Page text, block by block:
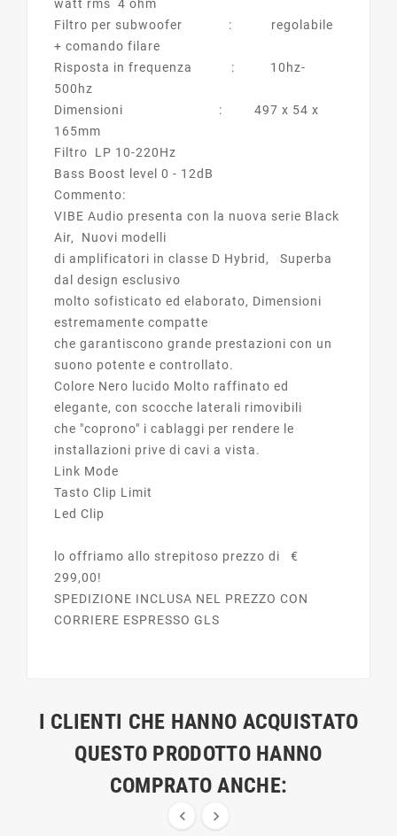
watt rms 4 ohm
Filtro per subwoofer : regolabile
+ comando filare
Risposta in frequenza : 10hz-
500hz
Dimensioni : 497 x 54 x
165mm
Filtro LP 10-220Hz
Bass Boost level 0 - 12dB
Commento:
VIBE Audio presenta con la nuova serie Black
Air, Nuovi modelli
di amplificatori in classe D Hybrid, Superba
dal design esclusivo
molto sofisticato ed elaborato, Dimensioni
estremamente compatte
che garantiscono grande prestazioni con un
suono potente e controllato.
Colore Nero lucido Molto raffinato ed
elegante, con scocche laterali rimovibili
che "coprono" i cablaggi per rendere le
installazioni prive di cavi a vista.
Link Mode
Tasto Clip Limit
Led Clip
lo offriamo allo strepitoso prezzo di €
299,00!
SPEDIZIONE INCLUSA NEL PREZZO CON
CORRIERE ESPRESSO GLS
I CLIENTI CHE HANNO ACQUISTATO
QUESTO PRODOTTO HANNO
COMPRATO ANCHE:
 